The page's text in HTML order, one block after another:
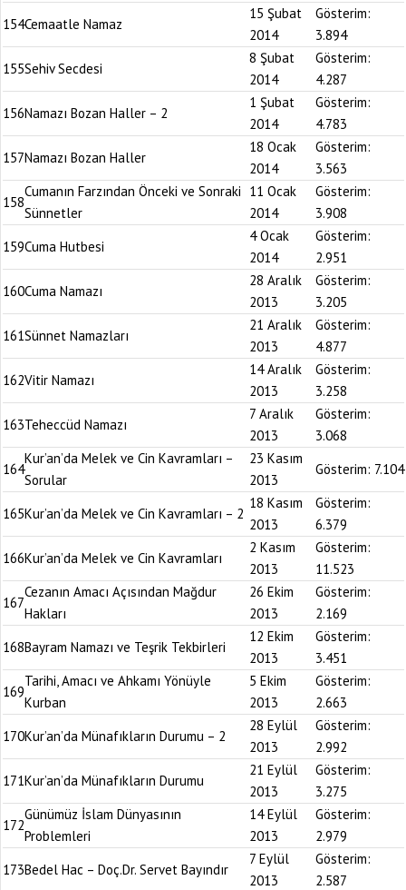
154Cemaatle Namaz
15 Şubat
2014
Gösterim:
3.894
155Sehiv Secdesi
8 Şubat
2014
Gösterim:
4.287
156Namazı Bozan Haller – 2
1 Şubat
2014
Gösterim:
4.783
157Namazı Bozan Haller
18 Ocak
2014
Gösterim:
3.563
158
Cumanın Farzından Önceki ve Sonraki
Sünnetler
11 Ocak
2014
Gösterim:
3.908
159Cuma Hutbesi
4 Ocak
2014
Gösterim:
2.951
160Cuma Namazı
28 Aralık
2013
Gösterim:
3.205
161Sünnet Namazları
21 Aralık
2013
Gösterim:
4.877
162Vitir Namazı
14 Aralık
2013
Gösterim:
3.258
163Teheccüd Namazı
7 Aralık
2013
Gösterim:
3.068
164
Kur’an’da Melek ve Cin Kavramları –
Sorular
23 Kasım
2013
Gösterim: 7.104
165Kur’an’da Melek ve Cin Kavramları – 2
18 Kasım
2013
Gösterim:
6.379
166Kur’an’da Melek ve Cin Kavramları
2 Kasım
2013
Gösterim:
11.523
167
Cezanın Amacı Açısından Mağdur
Hakları
26 Ekim
2013
Gösterim:
2.169
168Bayram Namazı ve Teşrik Tekbirleri
12 Ekim
2013
Gösterim:
3.451
169
Tarihi, Amacı ve Ahkamı Yönüyle
Kurban
5 Ekim
2013
Gösterim:
2.663
170Kur’an’da Münafıkların Durumu – 2
28 Eylül
2013
Gösterim:
2.992
171Kur’an’da Münafıkların Durumu
21 Eylül
2013
Gösterim:
3.275
172
Günümüz İslam Dünyasının
Problemleri
14 Eylül
2013
Gösterim:
2.979
173Bedel Hac – Doç.Dr. Servet Bayındır
7 Eylül
2013
Gösterim:
2.587